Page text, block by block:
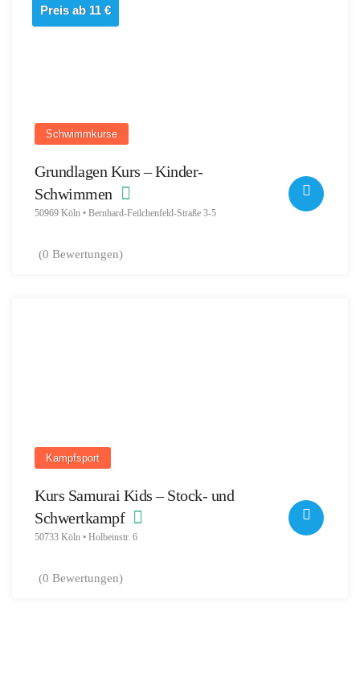
Preis ab 11 €
Schwimmkurse
Grundlagen Kurs – Kinder-
Schwimmen
50969 Köln • Bernhard-Feilchenfeld-Straße 3-5
(0 Bewertungen)
Kampfsport
Kurs Samurai Kids – Stock- und
Schwertkampf
50733 Köln • Holbeinstr. 6
(0 Bewertungen)